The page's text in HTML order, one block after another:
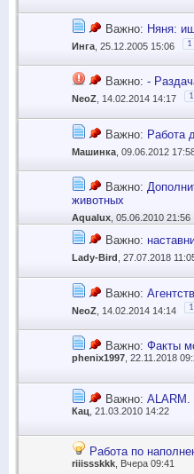
Важно: Няня:
Инга , 25.12.2005 15:06 1
Важно: -
NeoZ , 14.02.2014 14:17 1
Важно: Работа
Машинка , 09.06.2012
Важно:
животных
Aqualux , 05.06.2010 21:56
Важно:
Lady-Bird , 27.07.2018
Важно:
NeoZ , 14.02.2014 14:14 1
Важно: Факты
phenix1997 , 22.11.2018
Важно: ALARM.
Кац , 21.03.2010 14:22
Работа по
riiissskkk , Вчера 09:41